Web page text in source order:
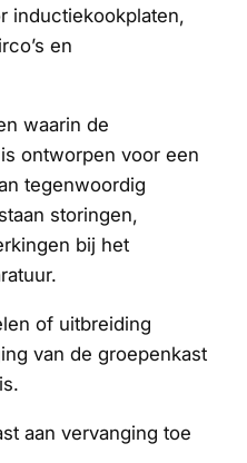
inductiekookplaten,
en
waarin de
ontworpen voor een
tegenwoordig
storingen,
bij het
of uitbreiding
van de groepenkast
aan vervanging toe